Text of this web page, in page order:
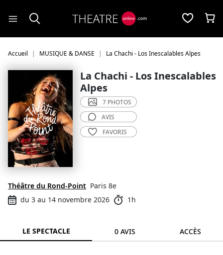
Accueil MUSIQUE & DANSE La Chachi - Los Inescalables Alpes
La Chachi - Los Inescalables
Alpes
Théâtre du Rond-Point Paris 8e
du 3 au 14 novembre 2026
1h
7 PHOTOS
AVIS
FAVORIS
LE SPECTACLE 0 AVIS ACCÈS